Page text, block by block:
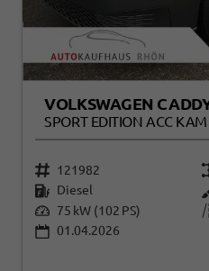
VOLKSWAGEN
SPORT EDITION ACC
121982
Diesel
75 kW (102 PS)
01.04.2026